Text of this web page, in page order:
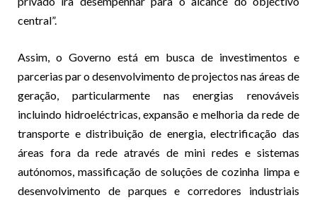
central”.
Assim, o Governo está em busca de investimentos e
parcerias par o desenvolvimento de projectos nas áreas de
geração, particularmente nas energias renováveis
incluindo hidroeléctricas, expansão e melhoria da rede de
transporte e distribuição de energia, electrificação das
áreas fora da rede através de mini redes e sistemas
autónomos, massificação de soluções de cozinha limpa e
desenvolvimento de parques e corredores industriais